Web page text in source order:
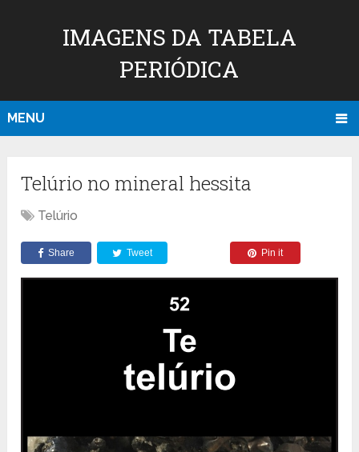
IMAGENS DA TABELA
PERIÓDICA
MENU
Telúrio no mineral hessita
Telúrio
Share Tweet Pin it